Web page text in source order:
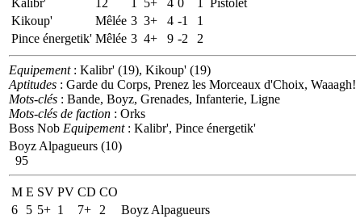
Kikoup'
Mêlée 3 3+ 4 -1
1
Pince énergetik' Mêlée 3 4+ 9 -2 2
Equipement: Kalibr' (19), Kikoup' (19)
Aptitudes : Garde du Corps, Prenez les Morceaux d'Choix, Waaagh!
Mots-clés : Bande, Boyz, Grenades, Infanterie, Ligne
Mots-clés de faction : Orks
Boss Nob Equipement: Kalibr', Pince énergetik'
Boyz Alpagueurs (10)
95
M E SV PV CD CO
6
5 5+ 1 7+ 2
Boyz Alpagueurs